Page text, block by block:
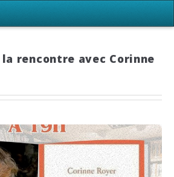
rencontre avec Corinne